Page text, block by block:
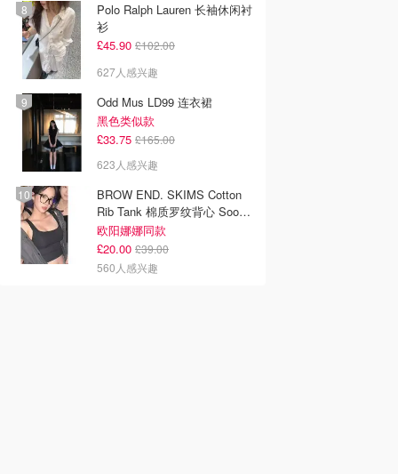
Polo Ralph Lauren 长袖休闲衬
衫
£45.90 £102.00
627人感兴趣
Odd Mus LD99 连衣裙
黑色类似款
£33.75 £165.00
623人感兴趣
BROW END. SKIMS Cotton
Rib Tank 棉质罗纹背心 Soot
色
欧阳娜娜同款
£20.00 £39.00
560人感兴趣